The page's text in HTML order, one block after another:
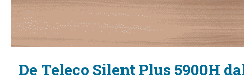
De Teleco Silent Plus 5900H